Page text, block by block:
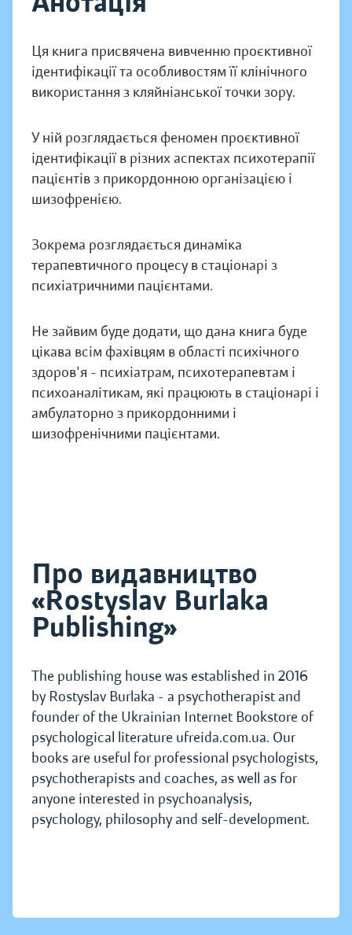
Ця книга присвячена вивченню проєктивної
ідентифікації та особливостям її клінічного
використання з кляйніанської точки зору.
У ній розглядається феномен проєктивної
ідентифікації в різних аспектах психотерапії
пацієнтів з прикордонною організацією і
шизофренією.
Зокрема розглядається динаміка
терапевтичного процесу в стаціонарі з
психіатричними пацієнтами.
Не зайвим буде додати, що дана книга буде
цікава всім фахівцям в області психічного
здоров'я - психіатрам, психотерапевтам і
психоаналітикам, які працюють в стаціонарі і
амбулаторно з прикордонними і
шизофренічними пацієнтами.
Про видавництво
«Rostyslav Burlaka
Publishing»
The publishing house was established in 2016
by Rostyslav Burlaka - a psychotherapist and
founder of the Ukrainian Internet Bookstore of
psychological literature ufreida.com.ua. Our
books are useful for professional psychologists,
psychotherapists and coaches, as well as for
anyone interested in psychoanalysis,
psychology, philosophy and self-development.